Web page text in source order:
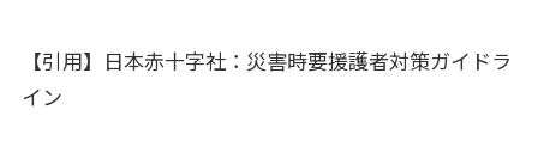
【引用】日本赤十字社：災害時要援護者対策ガイドラ
イン